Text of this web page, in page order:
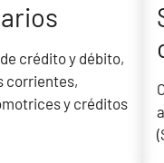
crédito y débito,
corrientes,
y créditos